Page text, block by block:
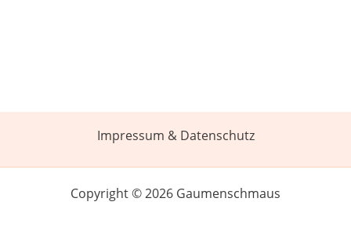
Impressum & Datenschutz
Copyright © 2026 Gaumenschmaus